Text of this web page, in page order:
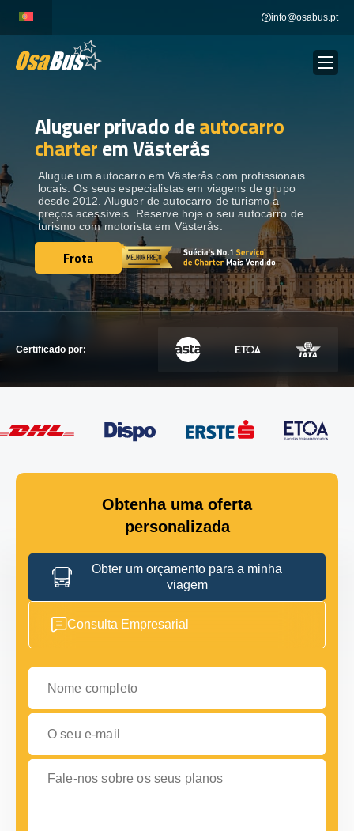
content
info@osabus.pt
ALUGUER DE AUTOCARROS
DESTINOS
FROTA
ENTRE EM CONTACTO
ENTRE EM CONTACTO
Aluguer privado deautocarro
charterem Västerås
Alugue um autocarro em Västerås com profissionais
locais. Os seus especialistas em viagens de grupo
desde 2012. Aluguer de autocarro de turismo a
preços acessíveis. Reserve hoje o seu autocarro de
turismo com motorista em Västerås.
Frota
Frota
Certificado por:
Obtenha uma oferta
personalizada
Obter um orçamento para a minha
viagem
Consulta Empresarial
Nome completo
O seu e-mail
Fale-nos sobre os seus planos